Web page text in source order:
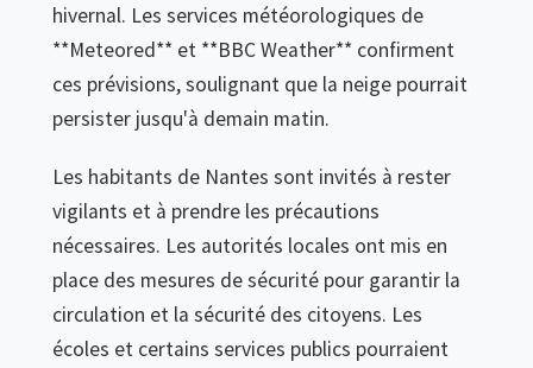
hivernal. Les services météorologiques de
**Meteored** et **BBC Weather** confirment
ces prévisions, soulignant que la neige pourrait
persister jusqu'à demain matin.
Les habitants de Nantes sont invités à rester
vigilants et à prendre les précautions
nécessaires. Les autorités locales ont mis en
place des mesures de sécurité pour garantir la
circulation et la sécurité des citoyens. Les
écoles et certains services publics pourraient